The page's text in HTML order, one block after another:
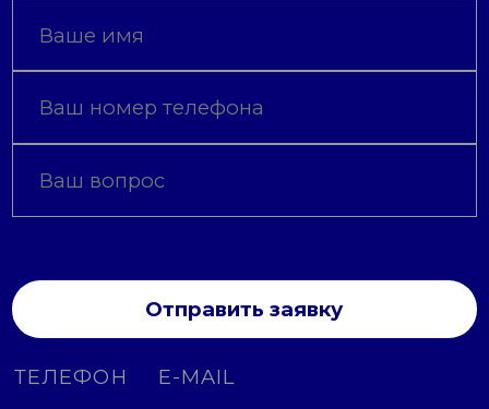
Отправить заявку
ТЕЛЕФОН E-MAIL